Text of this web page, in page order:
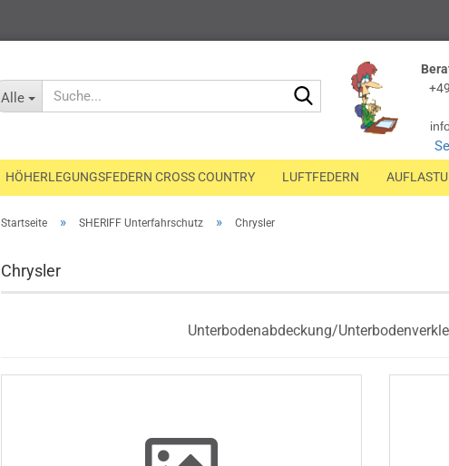
Alle
Suche...
HÖHERLEGUNGSFEDERN CROSS COUNTRY LUFTFEDERN
Startseite » SHERIFF Unterfahrschutz » Chrysler
Chrysler
Unterbodenabdeckung/